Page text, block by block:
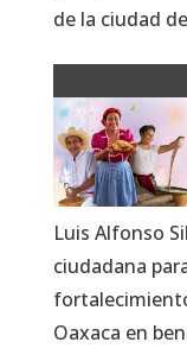
de la ciudad
Luis Alfonso
ciudadana
Oaxaca en